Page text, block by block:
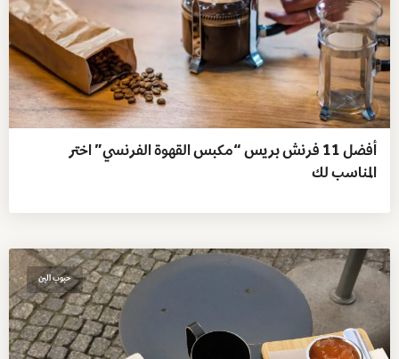
أفضل 11 فرنش بريس “مكبس القهوة الفرنسي” اختر
المناسب لك
حبوب البن